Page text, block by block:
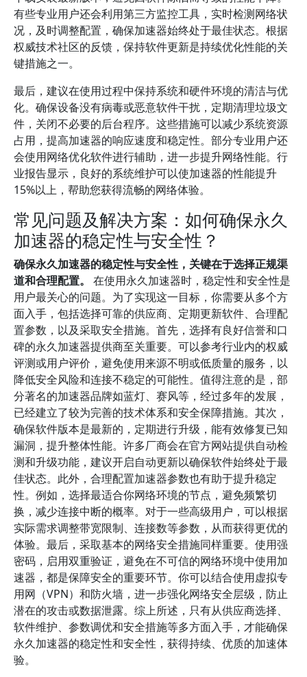
有些专业用户还会利用第三方监控工具，实时检测网络状
况，及时调整配置，确保加速器始终处于最佳状态。根据
权威技术社区的反馈，保持软件更新是持续优化性能的关
键措施之一。
最后，建议在使用过程中保持系统和硬件环境的清洁与优
化。确保设备没有病毒或恶意软件干扰，定期清理垃圾文
件，关闭不必要的后台程序。这些措施可以减少系统资源
占用，提高加速器的响应速度和稳定性。部分专业用户还
会使用网络优化软件进行辅助，进一步提升网络性能。行
业报告显示，良好的系统维护可以使加速器的性能提升
15%以上，帮助您获得流畅的网络体验。
常见问题及解决方案：如何确保永久
加速器的稳定性与安全性？
确保永久加速器的稳定性与安全性，关键在于选择正规渠
道和合理配置。
在使用永久加速器时，稳定性和安全性是
用户最关心的问题。为了实现这一目标，你需要从多个方
面入手，包括选择可靠的供应商、定期更新软件、合理配
置参数，以及采取安全措施。首先，选择有良好信誉和口
碑的永久加速器提供商至关重要。可以参考行业内的权威
评测或用户评价，避免使用来源不明或低质量的服务，以
降低安全风险和连接不稳定的可能性。值得注意的是，部
分著名的加速器品牌如蓝灯、赛风等，经过多年的发展，
已经建立了较为完善的技术体系和安全保障措施。其次，
确保软件版本是最新的，定期进行升级，能有效修复已知
漏洞，提升整体性能。许多厂商会在官方网站提供自动检
测和升级功能，建议开启自动更新以确保软件始终处于最
佳状态。此外，合理配置加速器参数也有助于提升稳定
性。例如，选择最适合你网络环境的节点，避免频繁切
换，减少连接中断的概率。对于一些高级用户，可以根据
实际需求调整带宽限制、连接数等参数，从而获得更优的
体验。最后，采取基本的网络安全措施同样重要。使用强
密码，启用双重验证，避免在不可信的网络环境中使用加
速器，都是保障安全的重要环节。你可以结合使用虚拟专
用网（VPN）和防火墙，进一步强化网络安全层级，防止
潜在的攻击或数据泄露。综上所述，只有从供应商选择、
软件维护、参数调优和安全措施等多方面入手，才能确保
永久加速器的稳定性和安全性，获得持续、优质的加速体
验。